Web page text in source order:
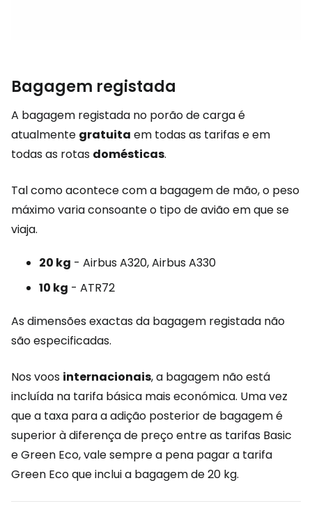
Bagagem registada
A bagagem registada no porão de carga é
atualmente gratuita em todas as tarifas e em
todas as rotas domésticas.
Tal como acontece com a bagagem de mão, o peso
máximo varia consoante o tipo de avião em que se
viaja.
20 kg - Airbus A320, Airbus A330
10 kg - ATR72
As dimensões exactas da bagagem registada não
são especificadas.
Nos voos internacionais, a bagagem não está
incluída na tarifa básica mais económica. Uma vez
que a taxa para a adição posterior de bagagem é
superior à diferença de preço entre as tarifas Basic
e Green Eco, vale sempre a pena pagar a tarifa
Green Eco que inclui a bagagem de 20 kg.